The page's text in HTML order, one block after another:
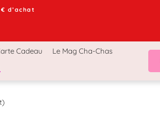
d’achat
Mag Cha-Chas Accessoires Cha-Chas
Cadeau
Le Mag Cha-Chas